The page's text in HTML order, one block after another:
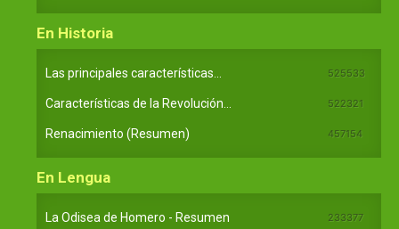
En Historia
Las principales características... 525533
Características de la Revolución... 522321
Renacimiento (Resumen) 457154
En Lengua
La Odisea de Homero - Resumen 233377